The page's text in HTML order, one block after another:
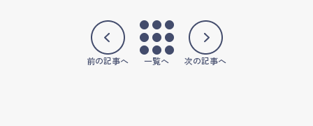
前の記事へ 一覧へ 次の記事へ